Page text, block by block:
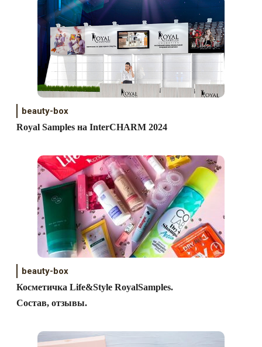
beauty-box
Royal Samples на InterCHARM 2024
beauty-box
Косметичка Life&Style RoyalSamples.
Состав, отзывы.